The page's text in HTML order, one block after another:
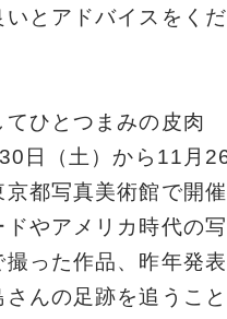
とアドバイスをくだ
ひとつまみの皮肉
日（土）から11月
都写真美術館で開催
やアメリカ時代の写
った作品、昨年発表
んの足跡を追うこと